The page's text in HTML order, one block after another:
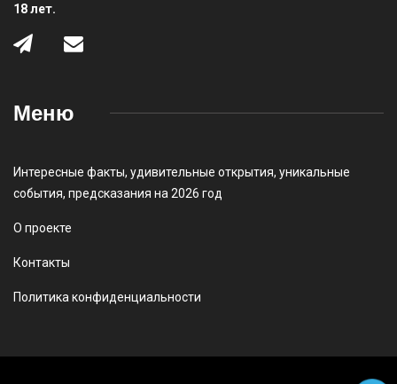
18 лет.
Меню
Интересные факты, удивительные открытия, уникальные
события, предсказания на 2026 год
О проекте
Контакты
Политика конфиденциальности